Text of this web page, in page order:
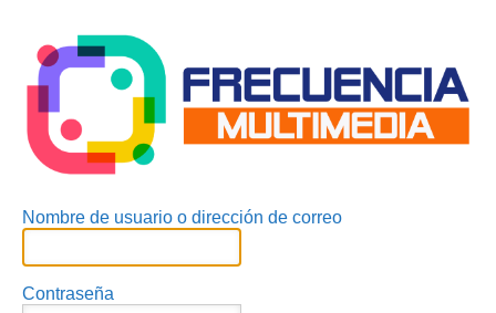
Nombre de usuario o dirección de correo
Contraseña